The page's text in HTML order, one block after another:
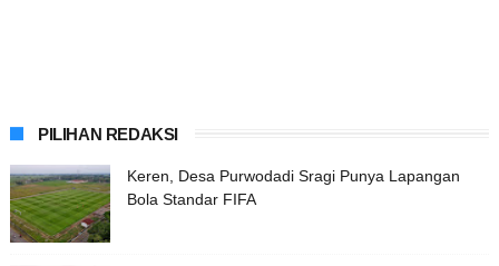
PILIHAN REDAKSI
Keren, Desa Purwodadi Sragi Punya Lapangan
Bola Standar FIFA